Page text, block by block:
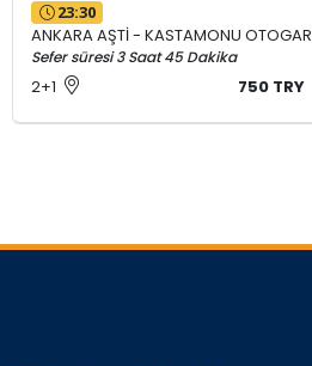
23:30
ANKARA AŞTİ - KASTAMONU OTOGAR
Sefer süresi 3 Saat 45 Dakika
2+1 750 TRY